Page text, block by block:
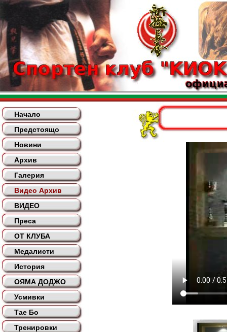
Начало
Предстоящо
Новини
Архив
Галерия
Видео Архив
ВИДЕО
Преса
ОТ КЛУБА
Медалисти
История
ОЯМА ДОДЖО
Усмивки
Тае Бо
Тренировки